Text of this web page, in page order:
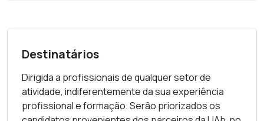
Compreender as características principais e as
potencialidades de organizações e sociedades
orientadas aos dados.
Destinatários
Dirigida a profissionais de qualquer setor de
atividade, indiferentemente da sua experiência
profissional e formação. Serão priorizados os